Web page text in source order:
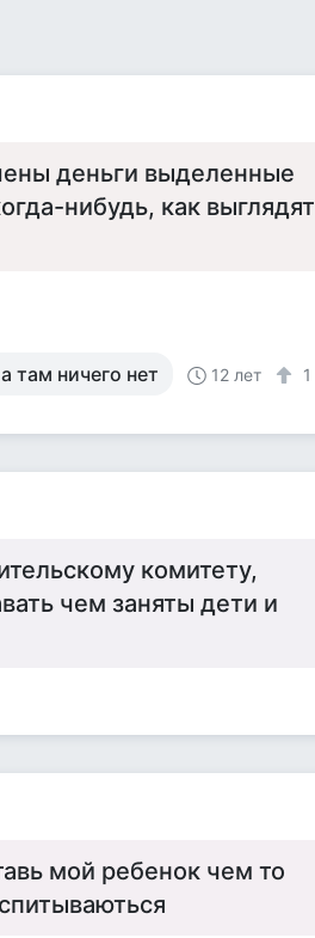
деньги выделенные
нибудь, как выглядят
там ничего нет 12 лет 1
комитету,
чем заняты дети и
мой ребенок чем то